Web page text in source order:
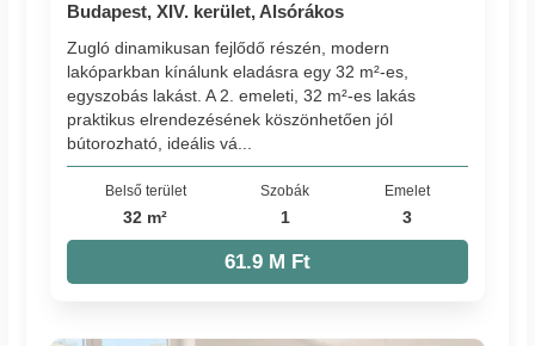
Budapest, XIV. kerület, Alsórákos
Zugló dinamikusan fejlődő részén, modern
lakóparkban kínálunk eladásra egy 32 m²-es,
egyszobás lakást. A 2. emeleti, 32 m²-es lakás
praktikus elrendezésének köszönhetően jól
bútorozható, ideális vá...
Belső terület
32 m²
Szobák
1
Emelet
3
61.9 M Ft